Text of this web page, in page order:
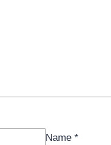
Name *